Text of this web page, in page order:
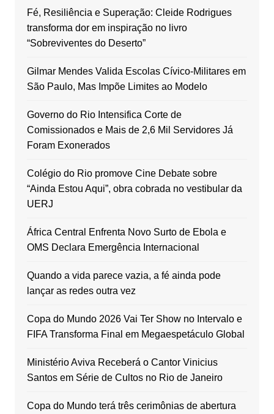
Fé, Resiliência e Superação: Cleide Rodrigues
transforma dor em inspiração no livro
“Sobreviventes do Deserto”
Gilmar Mendes Valida Escolas Cívico-Militares em
São Paulo, Mas Impõe Limites ao Modelo
Governo do Rio Intensifica Corte de
Comissionados e Mais de 2,6 Mil Servidores Já
Foram Exonerados
Colégio do Rio promove Cine Debate sobre
“Ainda Estou Aqui”, obra cobrada no vestibular da
UERJ
África Central Enfrenta Novo Surto de Ebola e
OMS Declara Emergência Internacional
Quando a vida parece vazia, a fé ainda pode
lançar as redes outra vez
Copa do Mundo 2026 Vai Ter Show no Intervalo e
FIFA Transforma Final em Megaespetáculo Global
Ministério Aviva Receberá o Cantor Vinicius
Santos em Série de Cultos no Rio de Janeiro
Copa do Mundo terá três cerimônias de abertura